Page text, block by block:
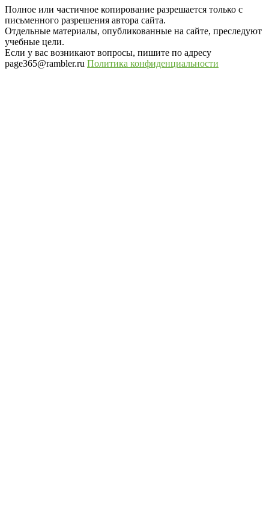
Полное или частичное копирование разрешается только с
письменного разрешения автора сайта.
Отдельные материалы, опубликованные на сайте, преследуют
учебные цели.
Если у вас возникают вопросы, пишите по адресу
page365@rambler.ru Политика конфиденциальности